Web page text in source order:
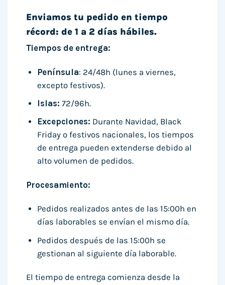
Enviamos tu pedido en tiempo
récord: de 1 a 2 días hábiles.
Tiempos de entrega:
Península: 24/48h (lunes a viernes,
excepto festivos).
Islas: 72/96h.
Excepciones: Durante Navidad, Black
Friday o festivos nacionales, los tiempos
de entrega pueden extenderse debido al
alto volumen de pedidos.
Procesamiento:
Pedidos realizados antes de las 15:00h en
días laborables se envían el mismo día.
Pedidos después de las 15:00h se
gestionan al siguiente día laborable.
El tiempo de entrega comienza desde la